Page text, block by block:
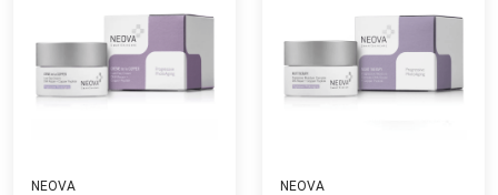
NEOVA NEOVA